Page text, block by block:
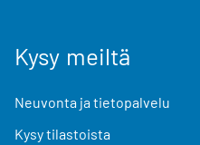
Kysy meiltä
Neuvonta ja tietopalvelu
Kysy tilastoista